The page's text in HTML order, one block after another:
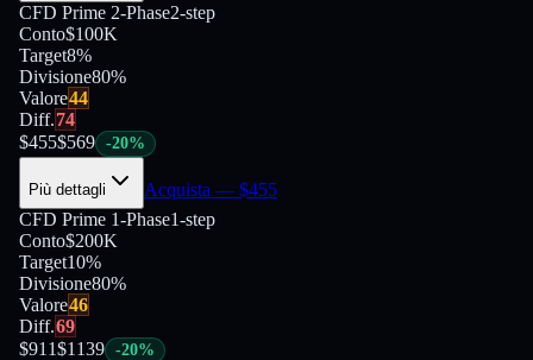
CFD Prime 2-Phase2-step
Conto$100K
Target8%
Divisione80%
Valore44
Diff.74
$455$569 -20%
Più dettagli Acquista — $455
CFD Prime 1-Phase1-step
Conto$200K
Target10%
Divisione80%
Valore46
Diff.69
$911$1139 -20%